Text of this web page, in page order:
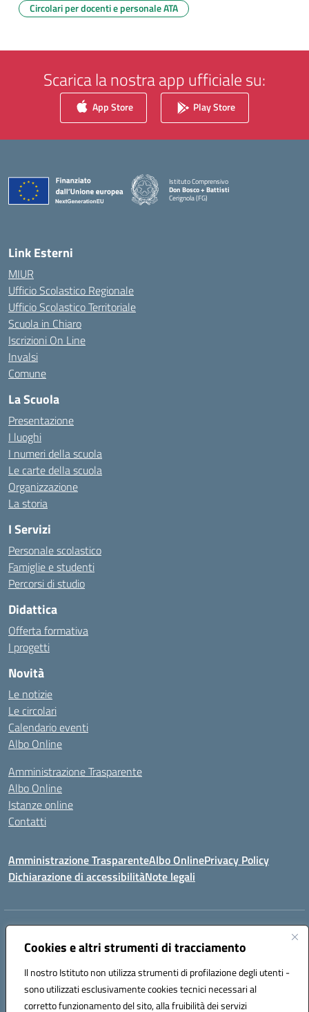
Cookies e altri strumenti di tracciamento
Il nostro Istituto non utilizza strumenti di profilazione degli utenti -
sono utilizzati esclusivamente cookies tecnici necessari al
corretto funzionamento del sito, alla fruibilità dei servizi
Circolari per docenti e personale ATA
Scarica la nostra app ufficiale su:
App Store Play Store
Istituto Comprensivo
Don Bosco + Battisti
Cerignola (FG)
— Visita la pagina iniziale della scuola
Link Esterni
MIUR
Ufficio Scolastico Regionale
Ufficio Scolastico Territoriale
Scuola in Chiaro
Iscrizioni On Line
Invalsi
Comune
La Scuola
Presentazione
I luoghi
I numeri della scuola
Le carte della scuola
Organizzazione
La storia
I Servizi
Personale scolastico
Famiglie e studenti
Percorsi di studio
Didattica
Offerta formativa
I progetti
Novità
Le notizie
Le circolari
Calendario eventi
Albo Online
Amministrazione Trasparente
Albo Online
Istanze online
Contatti
Amministrazione TrasparenteAlbo OnlinePrivacy Policy
Dichiarazione di accessibilitàNote legali
Indirizzo:
Centralino:0885/422972 Email:FGIC84600D@istruzione.it
Codice fiscale: 81004320719
Codice meccanografico:
FGIC84600D